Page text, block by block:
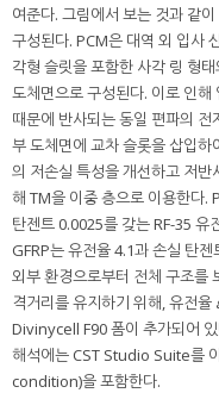
여준다. 그림에서 보는 것과 같
구성된다. PCM은 대역 외 입사
각형 슬릿을 포함한 사각 링 형
도체면으로 구성된다. 이로 인
때문에 반사되는 동일 편파의
부 도체면에 교차 슬롯을 삽입하
의 저손실 특성을 개선하고 저반
해 TM을 이중 층으로 이용한다.
탄젠트 0.0025를 갖는 RF-35 유
GFRP는 유전율 4.1과 손실 탄
외부 환경으로부터 전체 구조를
격거리를 유지하기 위해, 유전율
Divinycell F90 폼이 추가되어
해석에는 CST Studio Suite를
condition)을 포함한다.